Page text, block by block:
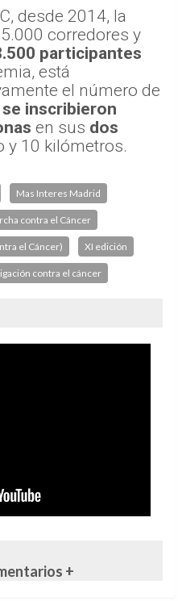
desde 2014, la
corredores y
participantes
está
el número de
se inscribieron
en sus dos
y 10 kilómetros.
Mas Interes Madrid
contra el Cáncer
el Cáncer) XI edición
contra el cáncer
+